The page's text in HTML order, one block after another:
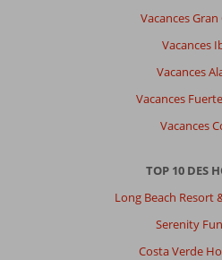
Vacances Gran
Vacances
Vacances
Vacances
Vacances
TOP 10 DES
Long Beach Resort
Serenity
Costa Verde